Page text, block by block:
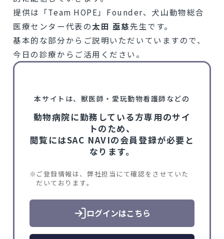
提供は「Team HOPE」Founder、犬山動物総合
医療センター代表の太田 亟慈先生です。
基本的な部分からご説明いただいていますので、
今日の診療からご活用ください。
本サイトは、獣医師・愛玩動物看護師などの
動物病院に勤務している方専用のサイ
トのため、
閲覧にはSAC NAVIの会員登録が必要と
なります。
ご登録情報は、弊社担当にて確認をさせていた
だいております。
ログインはこちら